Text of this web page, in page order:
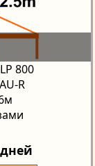
800
R